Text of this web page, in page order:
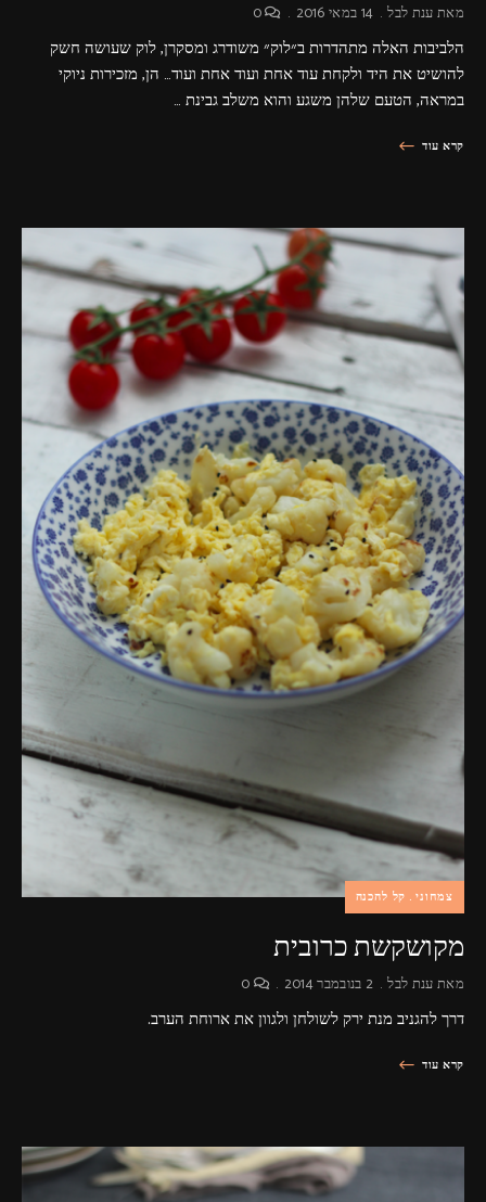
מאתענת לבל 14 במאי 2016 0
הלביבות האלה מתהדרות ב״לוק״ משודרג ומסקרן, לוק שעושה חשק
להושיט את היד ולקחת עוד אחת ועוד אחת ועוד… הן, מזכירות ניוקי
במראה, הטעם שלהן משגע והוא משלב גבינת …
קרא עוד
צמחוני קל להכנה
מקושקשת כרובית
מאתענת לבל 2 בנובמבר 2014
דרך להגניב מנת ירק לשולחן ולגוון את ארוחת הערב.
קרא עוד